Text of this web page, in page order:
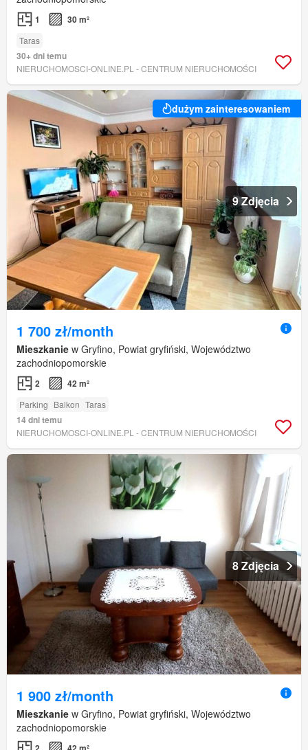
1 30 m²
Taras
30+ dni temu
NIERUCHOMOSCI-ONLINE.PL - CENTRUM NIERUCHOMOŚCI
dużym zainteresowaniem
9 Zdjęcia
1 700 zł/month
Mieszkanie w Gryfino, Powiat gryfiński, Województwo
zachodniopomorskie
2 42 m²
Parking Balkon Taras
14 dni temu
NIERUCHOMOSCI-ONLINE.PL - CENTRUM NIERUCHOMOŚCI
8 Zdjęcia
1 900 zł/month
Mieszkanie w Gryfino, Powiat gryfiński, Województwo
zachodniopomorskie